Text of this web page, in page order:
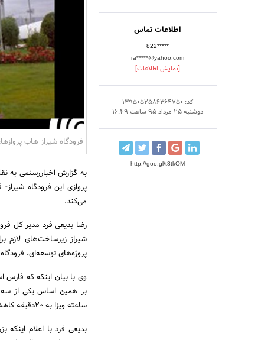
اطلاعات تماس
822*****
ra*****@yahoo.com
[نمایش اطلاعات]
کد: 1395052586364750
دوشنبه 25 مرداد 95 ساعت 16:49
http://goo.gl/t8tkOM
فرودگاه شیراز هاب
به گزارش اخباررسنمی به
می‌کند.
رضا بدیعی فرد مدیر کل
شیراز زیرساخت‌های لازم
پروژه‌های توسعه‌ای،
وی با بیان اینکه که
بر همین اساس یکی از سه
ساعته ویزا به 20دقیقه کاهش داشته است که افزایش ضریب امنیت و تسریع در امور مسافران و گردشگران را در پی دارد.
بدیعی فرد با اعلام